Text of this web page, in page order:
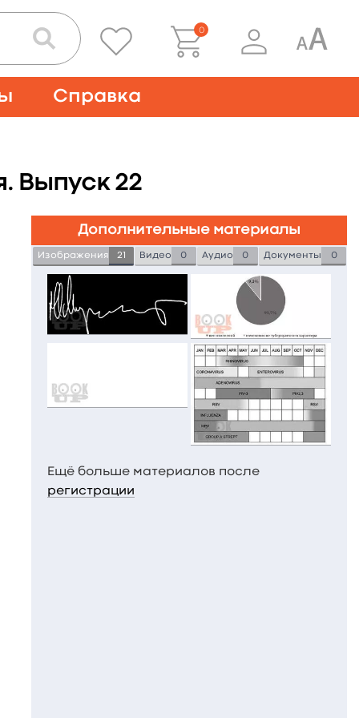
0
Справка
Выпуск 22
Дополнительные материалы
Изображения 21 Видео 0 Аудио 0 Документы 0
Ещё больше материалов после
регистрации